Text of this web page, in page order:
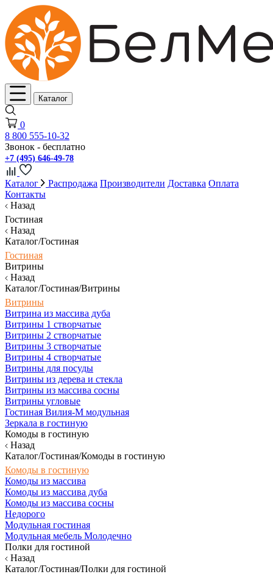
Каталог
0
8 800 555-10-32
Звонок - бесплатно
+7 (495) 646-49-78
Каталог Распродажа Производители Доставка Оплата
Контакты
Назад
Гостиная
Назад
Каталог/Гостиная
Гостиная
Витрины
Назад
Каталог/Гостиная/Витрины
Витрины
Витрина из массива дуба
Витрины 1 створчатые
Витрины 2 створчатые
Витрины 3 створчатые
Витрины 4 створчатые
Витрины для посуды
Витрины из дерева и стекла
Витрины из массива сосны
Витрины угловые
Гостиная Вилия-М модульная
Зеркала в гостиную
Комоды в гостиную
Назад
Каталог/Гостиная/Комоды в гостиную
Комоды в гостиную
Комоды из массива
Комоды из массива дуба
Комоды из массива сосны
Недорого
Модульная гостиная
Модульная мебель Молодечно
Полки для гостиной
Назад
Каталог/Гостиная/Полки для гостиной